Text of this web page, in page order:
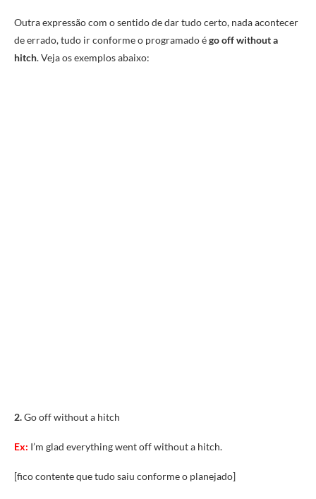
Outra expressão com o sentido de dar tudo certo, nada acontecer
de errado, tudo ir conforme o programado égo off without a
hitch. Veja os exemplos abaixo:
2.Go off without a hitch
Ex: I’m glad everything went off without a hitch.
[fico contente que tudo saiu conforme o planejado]